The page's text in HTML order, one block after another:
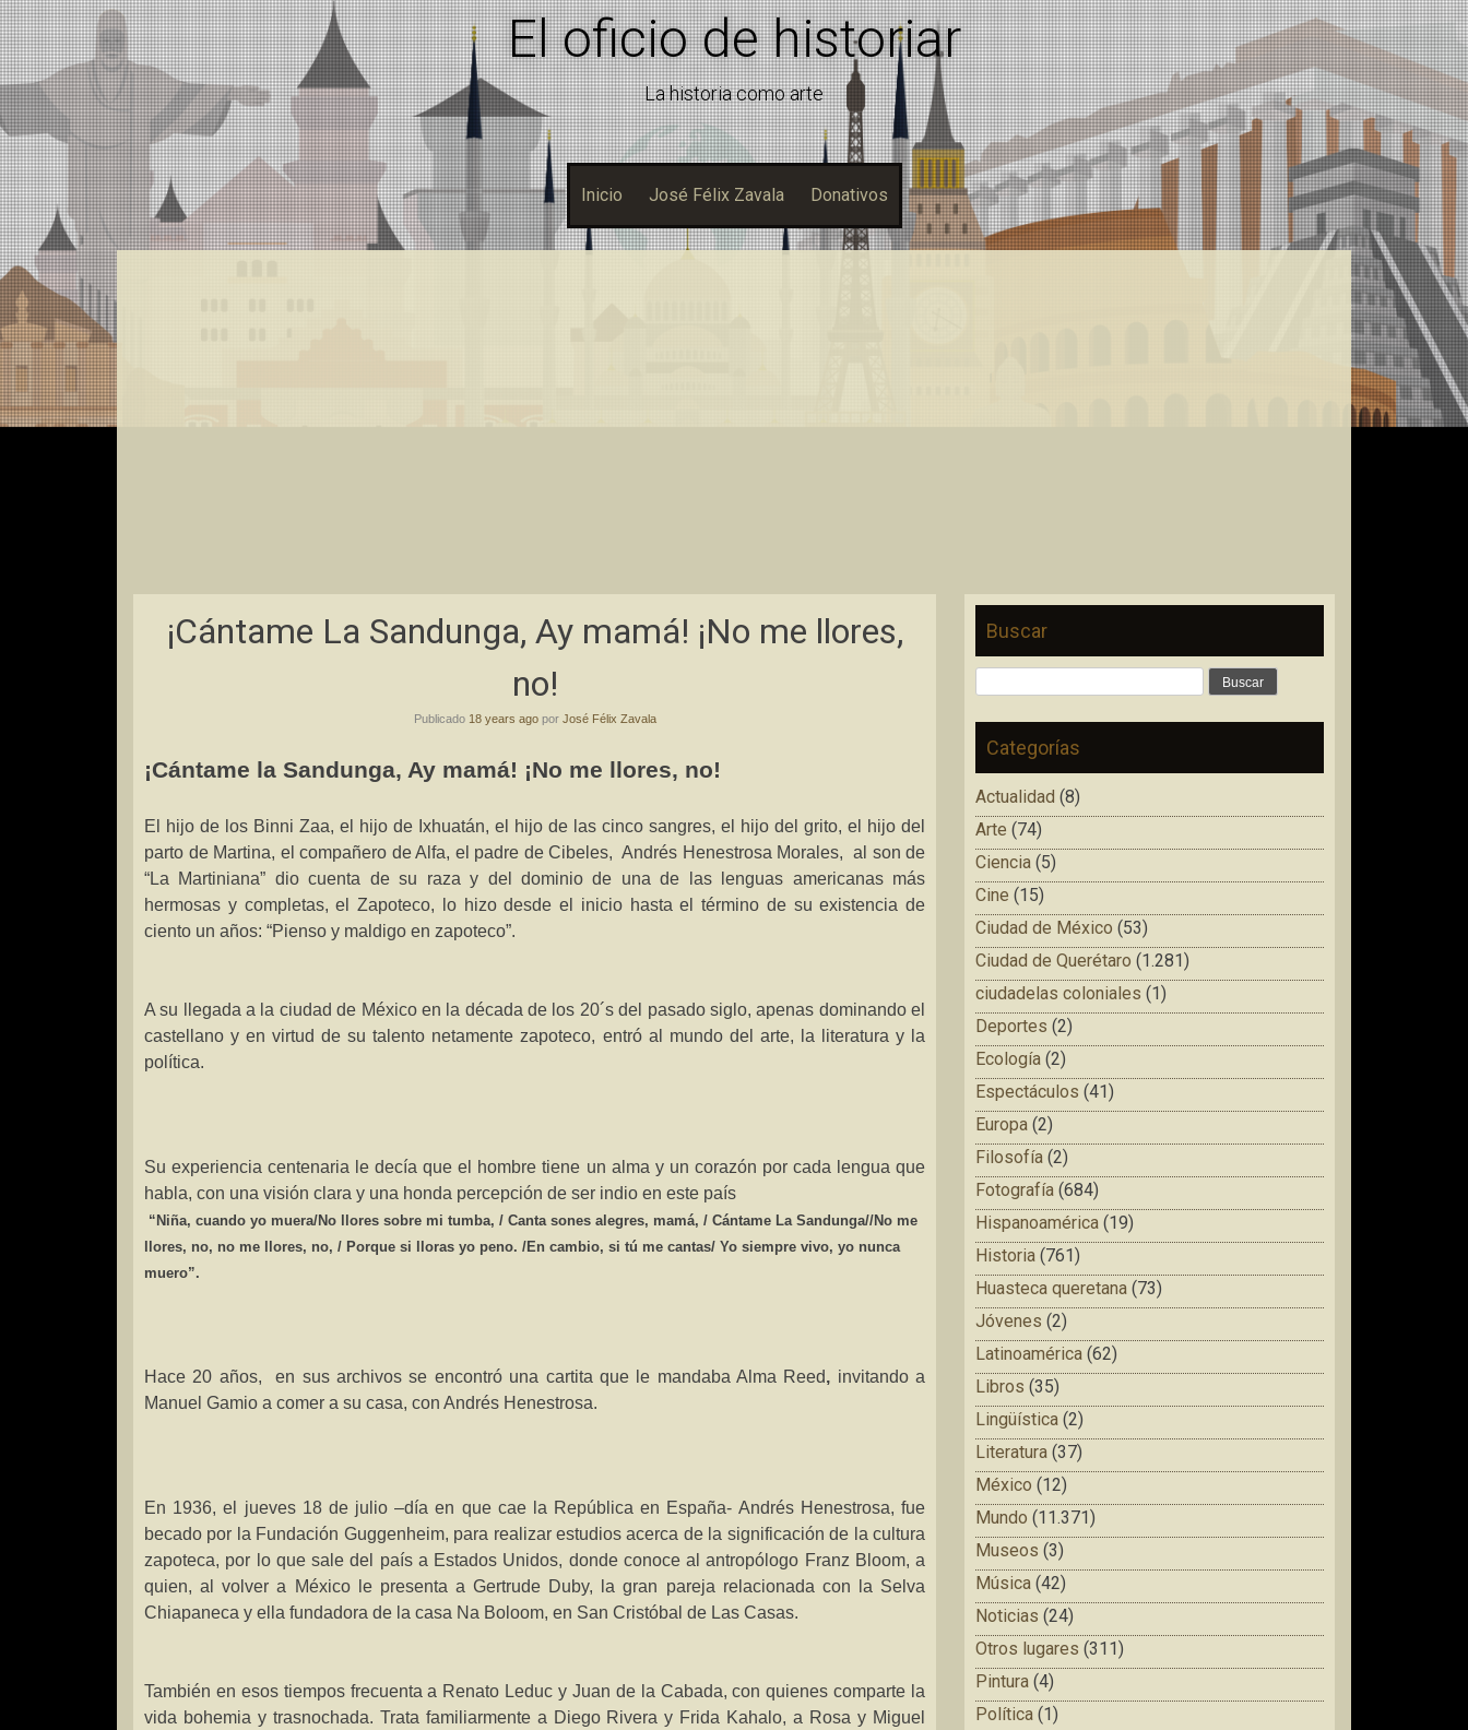
El oficio de historiar
La historia como arte
Inicio José Félix Zavala Donativos
¡Cántame La Sandunga, Ay mamá! ¡No me llores,
no!
Publicado 18 years agopor José Félix Zavala
¡Cántame la Sandunga, Ay mamá! ¡No me llores, no!
El hijo de los Binni Zaa, el hijo de Ixhuatán, el hijo de las cinco sangres, el hijo del grito, el hijo del
parto de Martina, el compañero de Alfa, el padre de Cibeles, Andrés Henestrosa Morales, al son de
“La Martiniana” dio cuenta de su raza y del dominio de una de las lenguas americanas más
hermosas y completas, el Zapoteco, lo hizo desde el inicio hasta el término de su existencia de
ciento un años: “Pienso y maldigo en zapoteco”.
A su llegada a la ciudad de México en la década de los 20´s del pasado siglo, apenas dominando el
castellano y en virtud de su talento netamente zapoteco, entró al mundo del arte, la literatura y la
política.
Su experiencia centenaria le decía que el hombre tiene un alma y un corazón por cada lengua que
habla, con una visión clara y una honda percepción de ser indio en este país
“Niña, cuando yo muera/No llores sobre mi tumba, / Canta sones alegres, mamá, / Cántame La Sandunga//No me
llores, no, no me llores, no, / Porque si lloras yo peno. /En cambio, si tú me cantas/ Yo siempre vivo, yo nunca
muero”.
Hace 20 años, en sus archivos se encontró una cartita que le mandaba Alma Reed, invitando a
Manuel Gamio a comer a su casa, con Andrés Henestrosa.
En 1936, el jueves 18 de julio –día en que cae la República en España- Andrés Henestrosa, fue
becado por la Fundación Guggenheim, para realizar estudios acerca de la significación de la cultura
zapoteca, por lo que sale del país a Estados Unidos, donde conoce al antropólogo Franz Bloom, a
quien, al volver a México le presenta a Gertrude Duby, la gran pareja relacionada con
la Selva
Chiapaneca y ella fundadora de la casa Na Boloom, en San Cristóbal de Las Casas.
También en esos tiempos frecuenta a Renato Leduc y Juan de la Cabada, con quienes comparte la
vida bohemia y trasnochada. Trata familiarmente a Diego Rivera y Frida Kahalo, a Rosa y Miguel
Buscar
Categorías
Actualidad (8)
Arte (74)
Ciencia (5)
Cine (15)
Ciudad de México (53)
Ciudad de Querétaro (1.281)
ciudadelas coloniales (1)
Deportes (2)
Ecología (2)
Espectáculos (41)
Europa (2)
Filosofía (2)
Fotografía (684)
Hispanoamérica (19)
Historia (761)
Huasteca queretana (73)
Jóvenes (2)
Latinoamérica (62)
Libros (35)
Lingüística (2)
Literatura (37)
México (12)
Mundo (11.371)
Museos (3)
Música (42)
Noticias (24)
Otros lugares (311)
Pintura (4)
Política (1)